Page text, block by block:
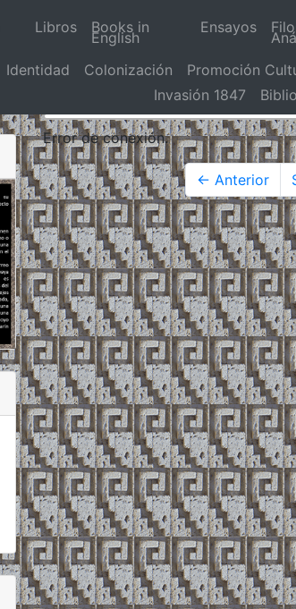
Libros Books in
English
Ensayos
Identidad Colonización Promoción
Invasión 1847
Error de conexión.
← Anterior